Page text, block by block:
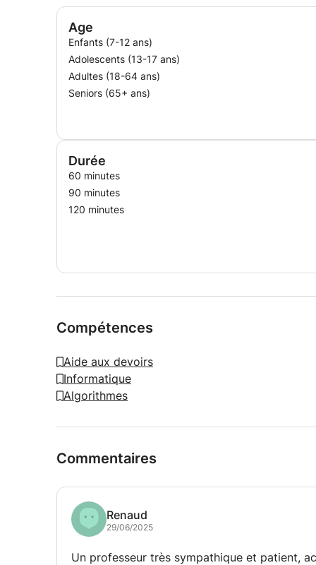
Mon approche est caractérisée par un
visant à développer les compétences
une réussite complète.
Age
Enfants (7-12 ans)
Adolescents (13-17 ans)
Adultes (18-64 ans)
Seniors (65+ ans)
Durée
60 minutes
90 minutes
120 minutes
Compétences
Aide aux devoirs
Informatique
Algorithmes
Commentaires
Renaud
29/06/2025
Un professeur très sympathique et patient,